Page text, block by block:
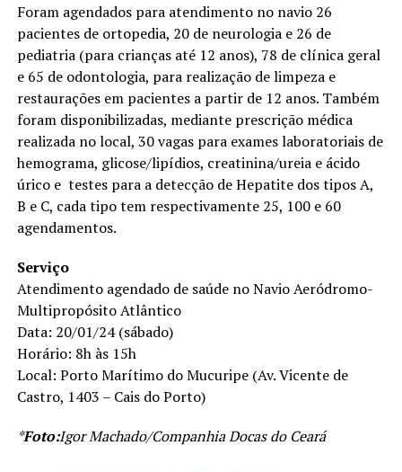
Foram agendados para atendimento no navio 26
pacientes de ortopedia, 20 de neurologia e 26 de
pediatria (para crianças até 12 anos), 78 de clínica geral
e 65 de odontologia, para realização de limpeza e
restaurações em pacientes a partir de 12 anos. Também
foram disponibilizadas, mediante prescrição médica
realizada no local, 30 vagas para exames laboratoriais de
hemograma, glicose/lipídios, creatinina/ureia e ácido
úrico e testes para a detecção de Hepatite dos tipos A,
B e C, cada tipo tem respectivamente 25, 100 e 60
agendamentos.
Serviço
Atendimento agendado de saúde no Navio Aeródromo-
Multipropósito Atlântico
Data: 20/01/24 (sábado)
Horário: 8h às 15h
Local: Porto Marítimo do Mucuripe (Av. Vicente de
Castro, 1403 – Cais do Porto)
*Foto:Igor Machado/Companhia Docas do Ceará